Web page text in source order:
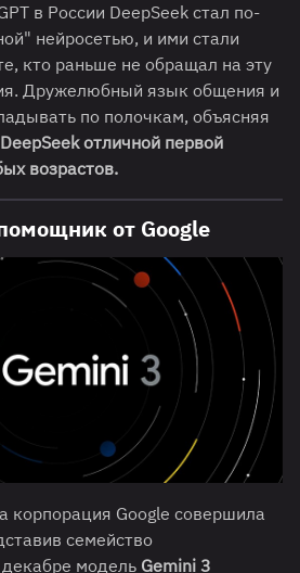
в России DeepSeek стал по-
нейросетью, и ими стали
кто раньше не обращал на эту
Дружелюбный язык общения и
по полочкам, объясняя
отличной первой
возрастов.
от Google
корпорация Google совершила
семейство
декабре модель Gemini 3